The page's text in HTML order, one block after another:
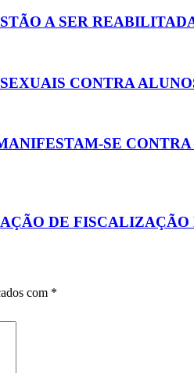
A SER
CONTRA
SE
DE FISCALIZAÇÃO
com *